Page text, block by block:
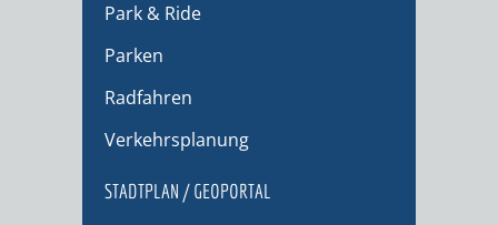
Park & Ride
Parken
Radfahren
Verkehrsplanung
STADTPLAN / GEOPORTAL